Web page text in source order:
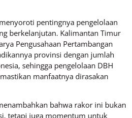
pentingnya pengelolaan
berkelanjutan. Kalimantan Timur
Pengusahaan Pertambangan
provinsi dengan jumlah
sehingga pengelolaan DBH
manfaatnya dirasakan
bahwa rakor ini bukan
tetapi juga momentum untuk